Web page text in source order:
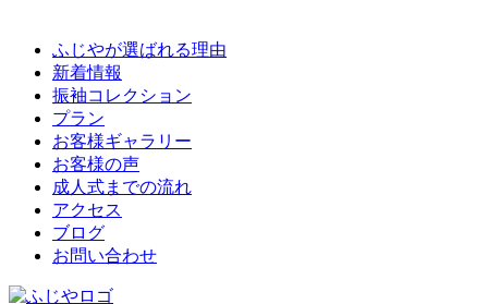
ふじやが選ばれる理由
新着情報
振袖コレクション
プラン
お客様ギャラリー
お客様の声
成人式までの流れ
アクセス
ブログ
お問い合わせ